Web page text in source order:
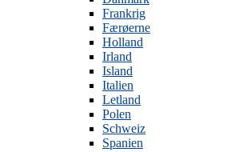
Frankrig
Færøerne
Holland
Irland
Island
Italien
Letland
Polen
Schweiz
Spanien